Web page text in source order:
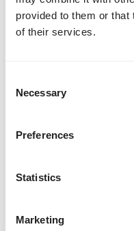
provided to them or that
of their services.
Selection
Necessary
Preferences
Statistics
Marketing
3 mg
3b603 cynk
Dodatki
Inni